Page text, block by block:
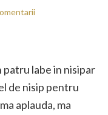
labe in nisipar
de nisip pentru
aplauda, ma